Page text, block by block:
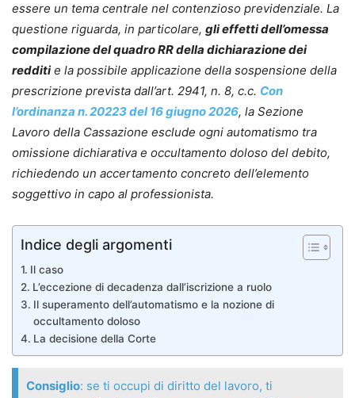
essere un tema centrale nel contenzioso previdenziale. La
questione riguarda, in particolare, gli effetti dell’omessa
compilazione del quadro RR della dichiarazione dei
redditie la possibile applicazione della sospensione della
prescrizione prevista dall’art. 2941, n. 8, c.c. Con
l’ordinanza n. 20223 del 16 giugno 2026, la Sezione
Lavoro della Cassazione esclude ogni automatismo tra
omissione dichiarativa e occultamento doloso del debito,
richiedendo un accertamento concreto dell’elemento
soggettivo in capo al professionista.
Indice degli argomenti
Il caso
L’eccezione di decadenza dall’iscrizione a ruolo
Il superamento dell’automatismo e la nozione di
occultamento doloso
La decisione della Corte
Consiglio: se ti occupi di diritto del lavoro, ti